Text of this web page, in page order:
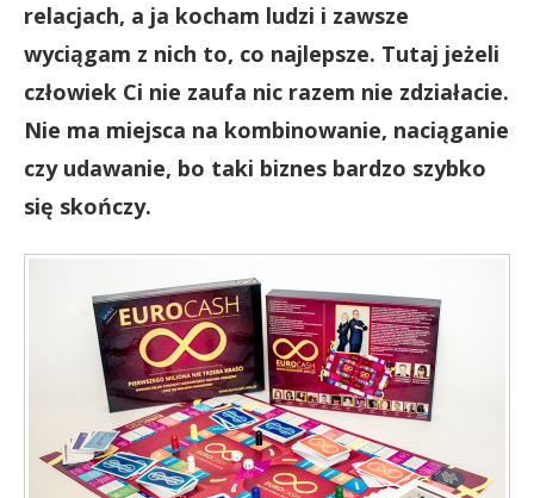
relacjach, a ja kocham ludzi i zawsze
wyciągam z nich to, co najlepsze. Tutaj jeżeli
człowiek Ci nie zaufa nic razem nie zdziałacie.
Nie ma miejsca na kombinowanie, naciąganie
czy udawanie, bo taki biznes bardzo szybko
się skończy.